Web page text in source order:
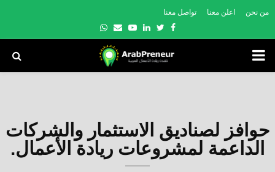
من نحن اعلن معنا تواصل معنا
Facebook
Twitter
Linkedin
Youtube
Email
Whatsapp
PRIMARY
حوافز لصناديق الاستثمار والشركات
الداعمة لمشروعات ريادة الأعمال.